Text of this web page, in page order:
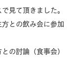
見て頂きました。
との飲み会に参加
の討論（食事会）